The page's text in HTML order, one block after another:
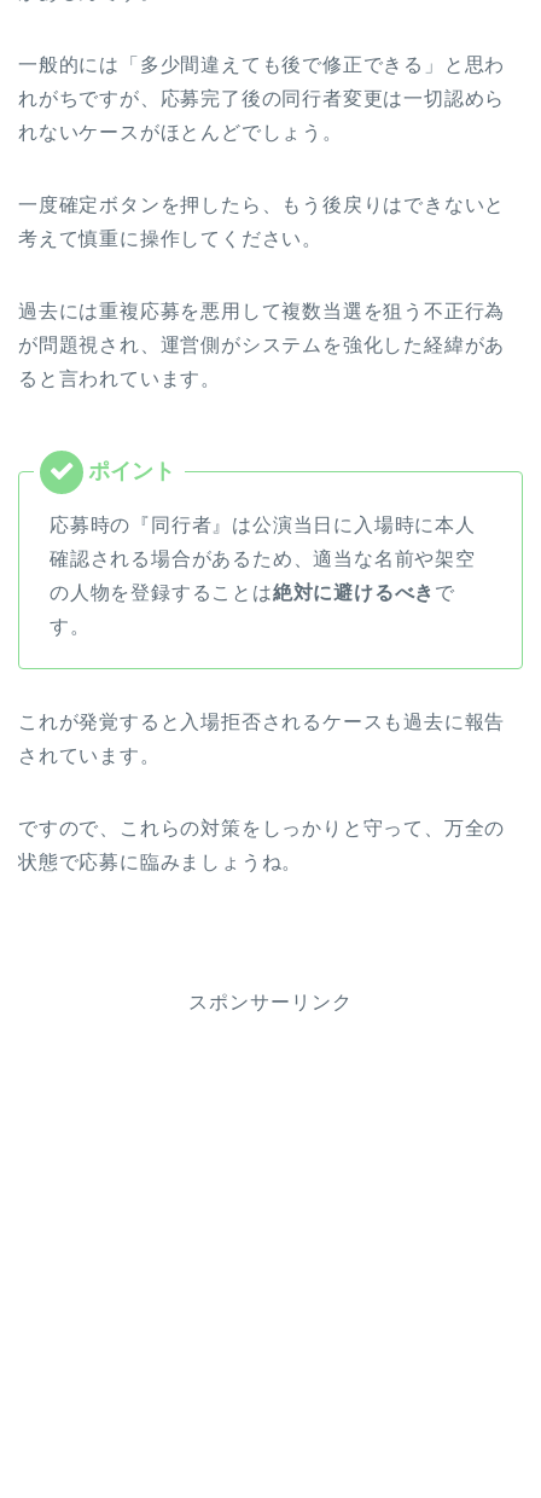
一般的には「多少間違えても後で修正できる」と思わ
れがちですが、応募完了後の同行者変更は一切認めら
れないケースがほとんどでしょう。
一度確定ボタンを押したら、もう後戻りはできないと
考えて慎重に操作してください。
過去には重複応募を悪用して複数当選を狙う不正行為
が問題視され、運営側がシステムを強化した経緯があ
ると言われています。
応募時の『同行者』は公演当日に入場時に本人
確認される場合があるため、適当な名前や架空
の人物を登録することは絶対に避けるべき で
す。
これが発覚すると入場拒否されるケースも過去に報告
されています。
ですので、これらの対策をしっかりと守って、万全の
状態で応募に臨みましょうね。
スポンサーリンク